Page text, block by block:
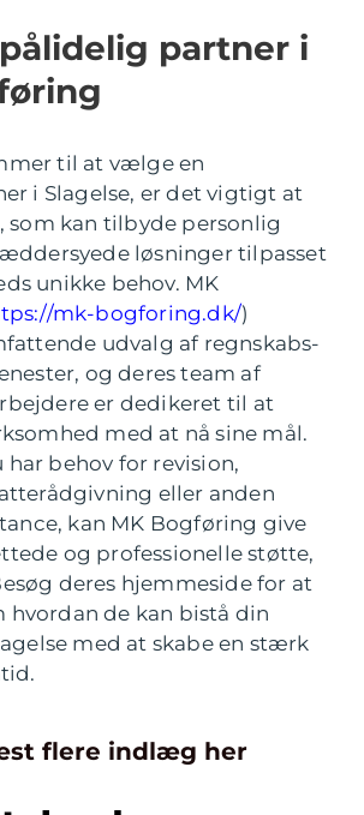
partner i
til at vælge en
i Slagelse, er det vigtigt at
som kan tilbyde personlig
løsninger tilpasset
unikke behov. MK
mk-bogforing.dk/)
udvalg af regnskabs-
og deres team af
er dedikeret til at
med at nå sine mål.
har behov for revision,
eller anden
kan MK Bogføring give
og professionelle støtte,
deres hjemmeside for at
de kan bistå din
med at skabe en stærk
flere indlæg her